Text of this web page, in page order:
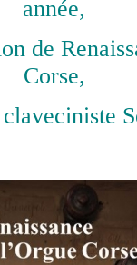
année,
de
Corse,